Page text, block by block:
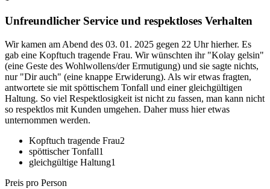
Unfreundlicher Service und respektloses Verhalten
Wir kamen am Abend des 03. 01. 2025 gegen 22 Uhr hierher. Es
gab eine Kopftuch tragende Frau. Wir wünschten ihr "Kolay gelsin"
(eine Geste des Wohlwollens/der Ermutigung) und sie sagte nichts,
nur "Dir auch" (eine knappe Erwiderung). Als wir etwas fragten,
antwortete sie mit spöttischem Tonfall und einer gleichgültigen
Haltung. So viel Respektlosigkeit ist nicht zu fassen, man kann nicht
so respektlos mit Kunden umgehen. Daher muss hier etwas
unternommen werden.
Kopftuch tragende Frau2
spöttischer Tonfall1
gleichgültige Haltung1
Preis pro Person